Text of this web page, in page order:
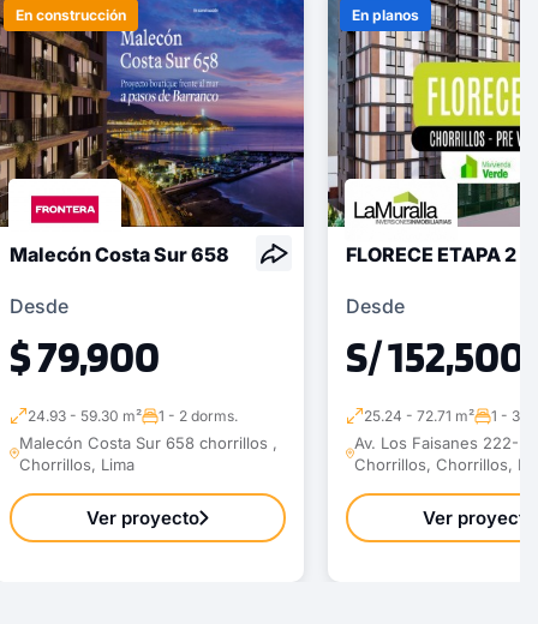
En construcción
Malecón Costa Sur 658
Desde
$ 79,900
24.93 - 59.30 m² 1 - 2 dorms.
Malecón Costa Sur 658 chorrillos ,
Chorrillos, Lima
Ver proyecto
En planos
FLORECE ETAPA 2
Desde
S/ 152,500
25.24 - 72.71 m² 1 - 3
Av. Los Faisanes 222-
Chorrillos, Chorrillos,
Ver proyecto